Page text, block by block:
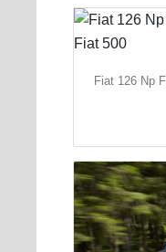
Fiat 126 Np